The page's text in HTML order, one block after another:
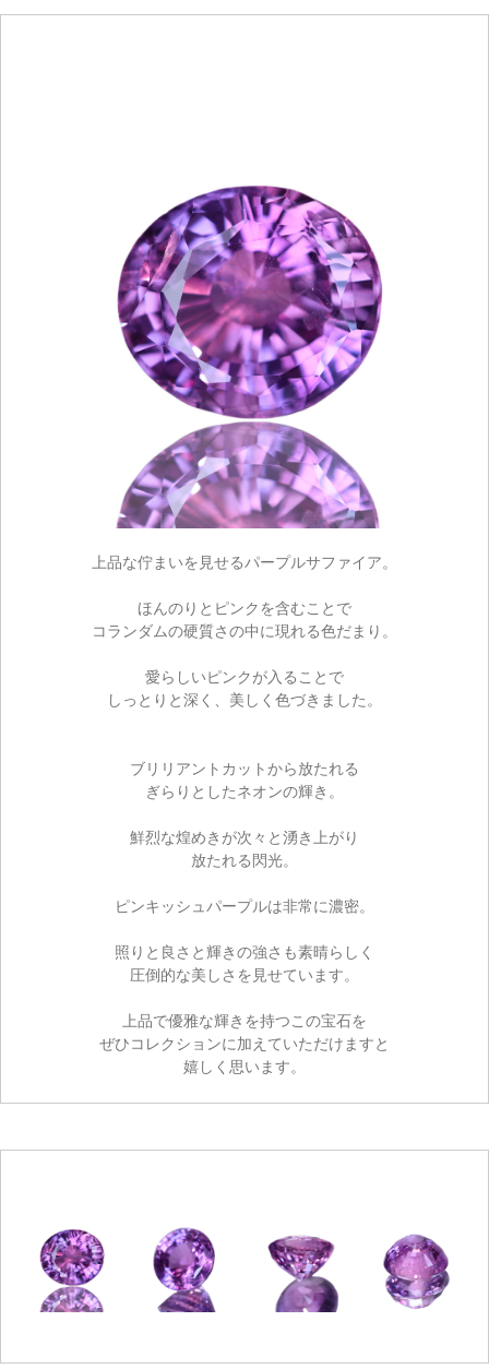
上品な佇まいを見せるパープルサファイア。
ほんのりとピンクを含むことで
コランダムの硬質さの中に現れる色だまり。
愛らしいピンクが入ることで
しっとりと深く、美しく色づきました。
ブリリアントカットから放たれる
ぎらりとしたネオンの輝き。
鮮烈な煌めきが次々と湧き上がり
放たれる閃光。
ピンキッシュパープルは非常に濃密。
照りと良さと輝きの強さも素晴らしく
圧倒的な美しさを見せています。
上品で優雅な輝きを持つこの宝石を
ぜひコレクションに加えていただけますと
嬉しく思います。